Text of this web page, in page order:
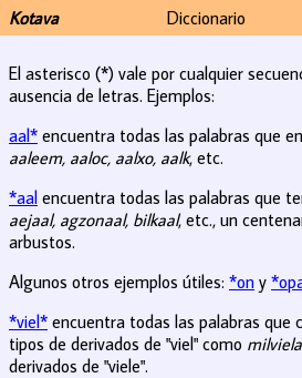
Kotava Diccionario
El asterisco (*) vale por cualquier
ausencia de letras. Ejemplos:
aal* encuentra todas las palabras que
aaleem, aaloc, aalxo, aalk, etc.
*aal encuentra todas las palabras que
aejaal, agzonaal, bilkaal, etc., un
arbustos.
Algunos otros ejemplos útiles: *on y
*viel* encuentra todas las palabras que
tipos de derivados de "viel" como
derivados de "viele".